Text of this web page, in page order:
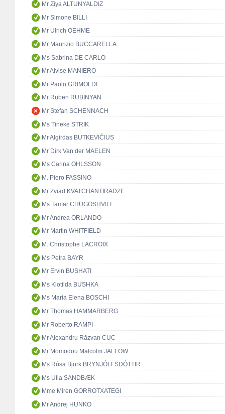
Mr Ziya ALTUNYALDIZ
Mr Simone BILLI
Mr Ulrich OEHME
Mr Maurizio BUCCARELLA
Ms Sabrina DE CARLO
Mr Alvise MANIERO
Mr Paolo GRIMOLDI
Mr Ruben RUBINYAN
Mr Stefan SCHENNACH
Ms Tineke STRIK
Mr Algirdas BUTKEVIČIUS
Mr Dirk Van der MAELEN
Ms Carina OHLSSON
M. Piero FASSINO
Mr Zviad KVATCHANTIRADZE
Ms Tamar CHUGOSHVILI
Mr Andrea ORLANDO
Mr Martin WHITFIELD
M. Christophe LACROIX
Ms Petra BAYR
Mr Ervin BUSHATI
Ms Klotilda BUSHKA
Ms Maria Elena BOSCHI
Mr Thomas HAMMARBERG
Mr Roberto RAMPI
Mr Alexandru Răzvan CUC
Mr Momodou Malcolm JALLOW
Ms Rósa Björk BRYNJÓLFSDÓTTIR
Ms Ulla SANDBÆK
Mme Miren GORROTXATEGI
Mr Andrej HUNKO